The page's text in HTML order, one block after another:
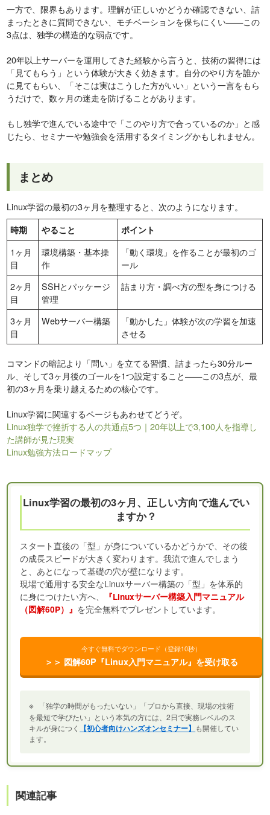
一方で、限界もあります。理解が正しいかどうか確認できない、詰
まったときに質問できない、モチベーションを保ちにくい——この
3点は、独学の構造的な弱点です。
20年以上サーバーを運用してきた経験から言うと、技術の習得には
「見てもらう」という体験が大きく効きます。自分のやり方を誰か
に見てもらい、「そこは実はこうした方がいい」という一言をもら
うだけで、数ヶ月の迷走を防げることがあります。
もし独学で進んでいる途中で「このやり方で合っているのか」と感
じたら、セミナーや勉強会を活用するタイミングかもしれません。
まとめ
Linux学習の最初の3ヶ月を整理すると、次のようになります。
時期 やること ポイント
1ヶ月
目
環境構築・基本操
作
「動く環境」を作ることが最初のゴ
ール
2ヶ月
目
SSHとパッケージ
管理
詰まり方・調べ方の型を身につける
3ヶ月
目
Webサーバー構築
「動かした」体験が次の学習を加速
させる
コマンドの暗記より「問い」を立てる習慣、詰まったら30分ルー
ル、そして3ヶ月後のゴールを1つ設定すること——この3点が、最
初の3ヶ月を乗り越えるための核心です。
Linux学習に関連するページもあわせてどうぞ。
Linux独学で挫折する人の共通点5つ｜20年以上で3,100人を指導し
た講師が見た現実
Linux勉強方法ロードマップ
Linux学習の最初の3ヶ月、正しい方向で進んでい
ますか？
スタート直後の「型」が身についているかどうかで、その後
の成長スピードが大きく変わります。我流で進んでしまう
と、あとになって基礎の穴が壁になります。
現場で通用する安全なLinuxサーバー構築の「型」を体系的
に身につけたい方へ、
『Linuxサーバー構築入門マニュアル
（図解60P）』 を完全無料でプレゼントしています。
今すぐ無料でダウンロード（登録10秒）
＞＞ 図解60P『Linux入門マニュアル』を受け取る
※
「独学の時間がもったいない」「プロから直接、現場の技術
を最短で学びたい」という本気の方には、2日で実務レベルのス
キルが身につく
【初心者向けハンズオンセミナー】 も開催してい
ます。
関連記事